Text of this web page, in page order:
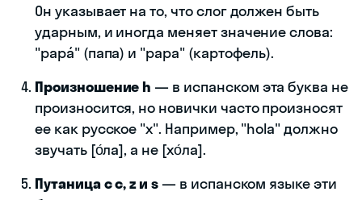
Он указывает на то, что слог должен быть
ударным, и иногда меняет значение слова:
"papá" (папа) и "papa" (картофель).
Произношение h — в испанском эта буква не
произносится, но новички часто произносят
ее как русское "х". Например, "hola" должно
звучать [о́ла], а не [хо́ла].
Путаница с c, z и s— в испанском языке эти